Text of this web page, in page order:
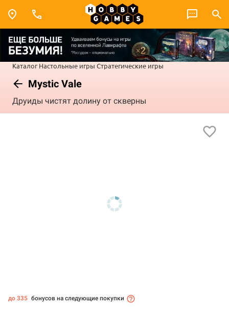
Каталог Настольные игры Стратегические игры
Mystic Vale
Друиды чистят долину от скверны
до 335 бонусов на следующие покупки